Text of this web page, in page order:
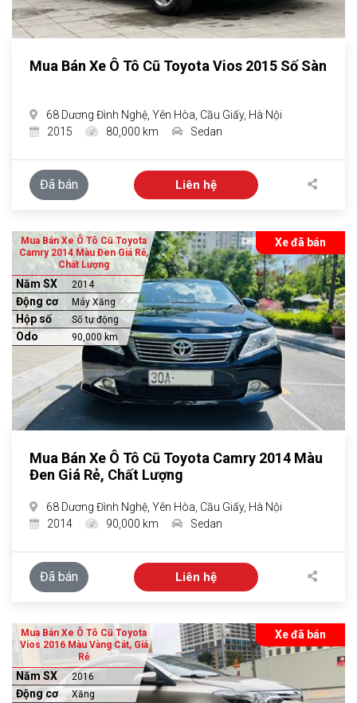
Mua Bán Xe Ô Tô Cũ Toyota Vios 2015 Số Sàn
68 Dương Đình Nghệ, Yên Hòa, Cầu Giấy, Hà Nội
2015
80,000 km Sedan
Đã bán Liên hệ
Xe đã bán
Mua Bán Xe Ô Tô Cũ Toyota
Camry 2014 Màu Đen Giá Rẻ,
Chất Lượng
Năm SX 2014
Động cơ Máy Xăng
Hộp số Số tự động
Odo 90,000 km
Mua Bán Xe Ô Tô Cũ Toyota Camry 2014 Màu
Đen Giá Rẻ, Chất Lượng
68 Dương Đình Nghệ, Yên Hòa, Cầu Giấy, Hà Nội
2014
90,000 km Sedan
Đã bán Liên hệ
Xe đã bán
Mua Bán Xe Ô Tô Cũ Toyota
Vios 2016 Màu Vàng Cát, Giá
Rẻ
Năm SX 2016
Động cơ Xăng